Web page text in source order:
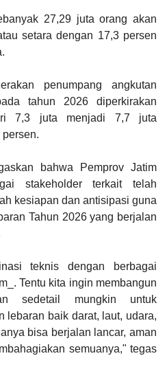
27,29 juta orang akan
setara dengan 17,3 persen
penumpang angkutan
tahun 2026 diperkirakan
7,3 juta menjadi 7,7 juta
bahwa Pemprov Jatim
stakeholder terkait telah
kesiapan dan antisipasi guna
Tahun 2026 yang berjalan
teknis dengan berbagai
Tentu kita ingin membangun
sedetail mungkin untuk
lebaran baik darat, laut, udara,
bisa berjalan lancar, aman
semuanya," tegas